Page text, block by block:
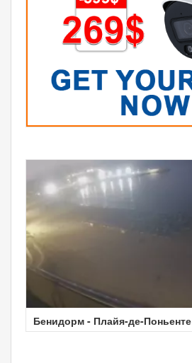
Бенидорм - Плайя-де-Поньенте